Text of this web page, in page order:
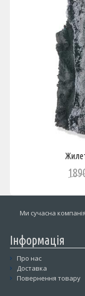
Ми сучасна
Інформація
Про нас
Доставка
Повернення товару